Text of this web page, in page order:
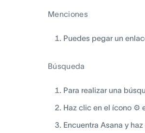
Menciones
Puedes pegar un
Búsqueda
Para realizar una
Haz clic en el ícono ⚙
Encuentra Asana y